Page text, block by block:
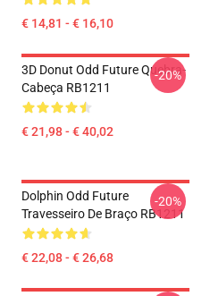
€ 14,81 - € 16,10
3D Donut Odd Future Quebra-
Cabeça RB1211
€ 21,98 - € 40,02
-20%
Dolphin Odd Future
Travesseiro De Braço RB1211
€ 22,08 - € 26,68
-20%